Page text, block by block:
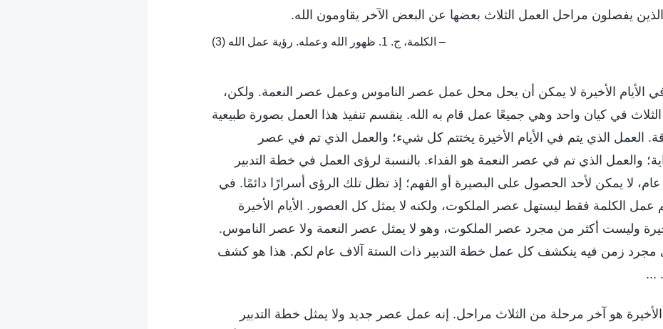
يفصلون مراحل العمل الثلاث بعضها عن البعض الآخر يقاومون الله.
– الكلمة، ج. 1. ظهور الله وعمله. رؤية عمل الله (3)
في الأيام الأخيرة لا يمكن أن يحل محل عمل عصر الناموس وعمل عصر النعمة. ولكن،
في كيان واحد وهي جميعًا عمل قام به الله. ينقسم تنفيذ هذا العمل بصورة طبيعية
العمل الذي يتم في الأيام الأخيرة يختتم كل شيء؛ والعمل الذي تم في عصر
والعمل الذي تم في عصر النعمة هو الفداء. بالنسبة لرؤى العمل في خطة التدبير
لا يمكن لأحد الحصول على البصيرة أو الفهم؛ إذ تظل تلك الرؤى أسرارًا دائمًا. في
يتم عمل الكلمة فقط ليستهل عصر الملكوت، ولكنه لا يمثل كل العصور. الأيام الأخيرة
وليست أكثر من مجرد عصر الملكوت، وهو لا يمثل عصر النعمة ولا عصر الناموس.
هي مجرد زمن فيه ينكشف كل عمل خطة التدبير ذات الستة آلاف عام لكم. هذا هو كشف
...
الأخيرة هو آخر مرحلة من الثلاث مراحل. إنه عمل عصر جديد ولا يمثل خطة التدبير